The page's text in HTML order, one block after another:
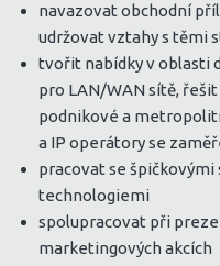
navazovat obchodní
udržovat vztahy s těmi
tvořit nabídky v oblasti
pro LAN/WAN sítě,
podnikové a
a IP operátory se
pracovat se
technologiemi
spolupracovat při
marketingových akcích